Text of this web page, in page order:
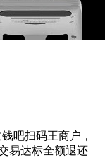
吧扫码王商户，
易达标全额退还